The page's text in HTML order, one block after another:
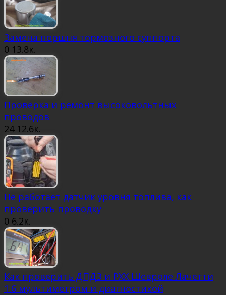
Замена поршня тормозного суппорта
0 13.8к.
Проверка и ремонт высоковольтных
проводов
24 12.6к.
Не работает датчик уровня топлива, как
проверить проводку
0 6.2к.
Как проверить ДПДЗ и РХХ Шевроле Лачетти
1.6 мультиметром и диагностикой